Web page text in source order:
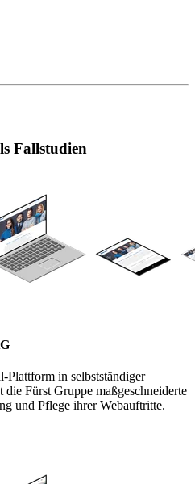
Fallstudien
Plattform in selbstständiger
Fürst Gruppe maßgeschneiderte
und Pflege ihrer Webauftritte.